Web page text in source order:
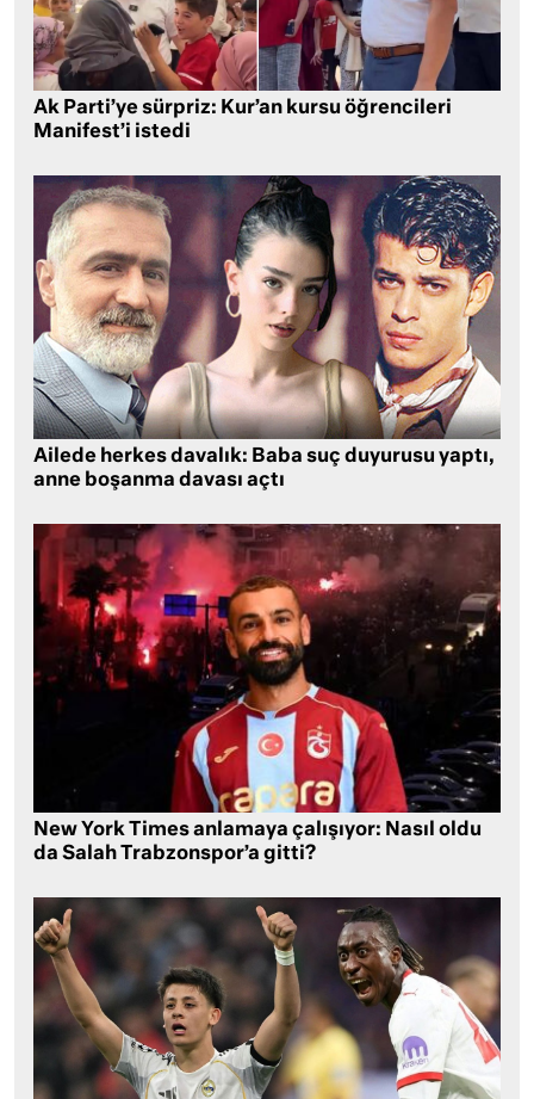
Ak Parti’ye sürpriz: Kur’an kursu öğrencileri
Manifest’i istedi
Ailede herkes davalık: Baba suç duyurusu yaptı,
anne boşanma davası açtı
New York Times anlamaya çalışıyor: Nasıl oldu
da Salah Trabzonspor’a gitti?